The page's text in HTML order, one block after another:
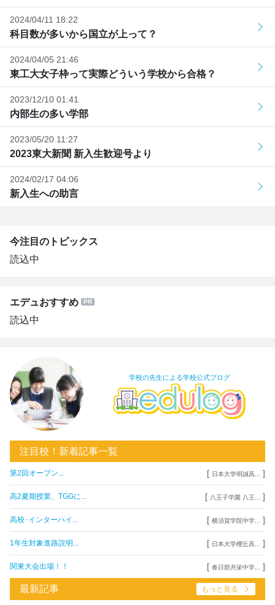
2024/04/11 18:22
科目数が多いから国立が上って？
2024/04/05 21:46
東工大女子枠って実際どういう学校から合格？
2023/12/10 01:41
内部生の多い学部
2023/05/20 11:27
2023東大新聞 新入生歓迎号より
2024/02/17 04:06
新入生への助言
今注目のトピックス
読込中
エデュおすすめ
読込中
学校の先生による学校公式ブログ
注目校！新着記事一覧
第2回オープン... [ 日本大学明誠高... ]
高2夏期授業、TGGに... [ 八王子学園 八王... ]
高校･インターハイ... [ 横須賀学院中学... ]
1年生対象進路説明... [ 日本大学櫻丘高... ]
関東大会出場！！ [ 春日部共栄中学... ]
最新記事 もっと見る